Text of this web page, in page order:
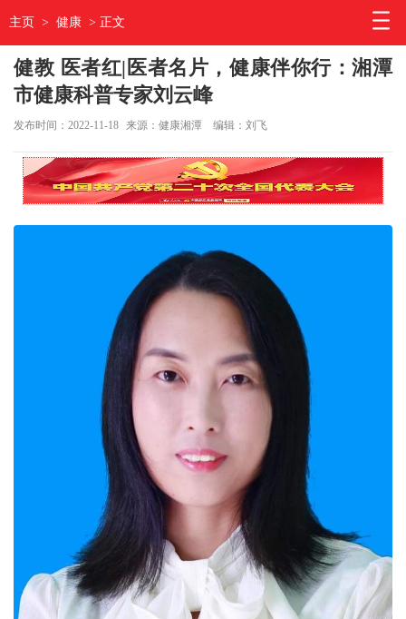
主页 > 健康 > 正文
健教 医者红|医者名片，健康伴你行：湘潭
市健康科普专家刘云峰
发布时间：2022-11-18 来源：健康湘潭 编辑：刘飞